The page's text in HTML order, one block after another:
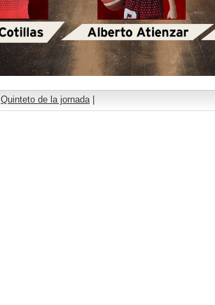
Quinteto de la jornada|